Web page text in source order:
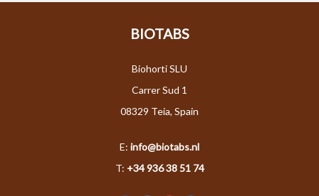
BIOTABS
Biohorti SLU
Carrer Sud 1
08329 Teia, Spain
E: info@biotabs.nl
T: +34 936 38 51 74